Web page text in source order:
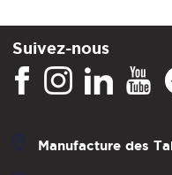
Suivez-nous
Manufacture des